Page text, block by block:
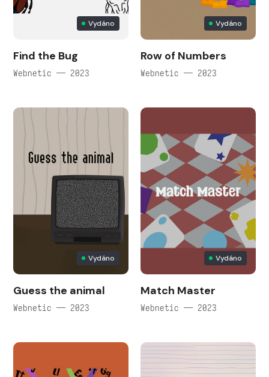
Vydáno
Find the Bug
Webnetic — 2023
Vydáno
Row of Numbers
Webnetic — 2023
Vydáno
Guess the animal
Webnetic — 2023
Vydáno
Match Master
Webnetic — 2023